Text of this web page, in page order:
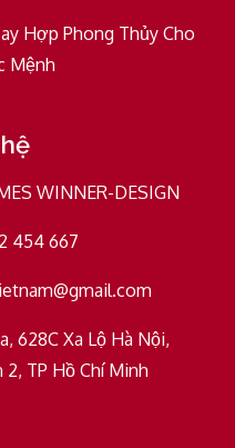
Hợp Phong Thủy Cho
Mệnh
WINNER-DESIGN
454 667
628C Xa Lộ Hà Nội,
TP Hồ Chí Minh